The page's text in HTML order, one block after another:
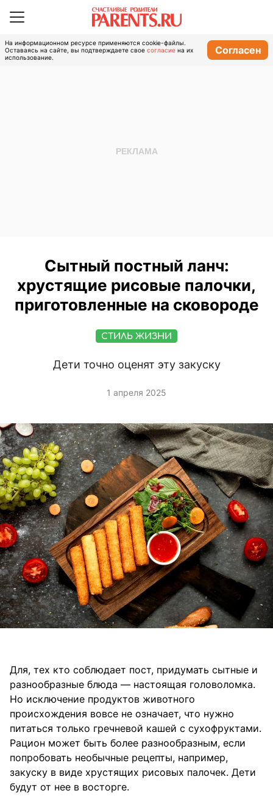
На информационном ресурсе применяются cookie-файлы.
Оставаясь на сайте, вы подтверждаете свое согласие на их
использование.
Согласен
Сытный постный ланч:
хрустящие рисовые палочки,
приготовленные на сковороде
СТИЛЬ ЖИЗНИ
Дети точно оценят эту закуску
1 апреля 2025
Для, тех кто соблюдает пост, придумать сытные и
разнообразные блюда — настоящая головоломка.
Но исключение продуктов животного
происхождения вовсе не означает, что нужно
питаться только гречневой кашей с сухофруктами.
Рацион может быть более разнообразным, если
попробовать необычные рецепты, например,
закуску в виде хрустящих рисовых палочек. Дети
будут от нее в восторге.